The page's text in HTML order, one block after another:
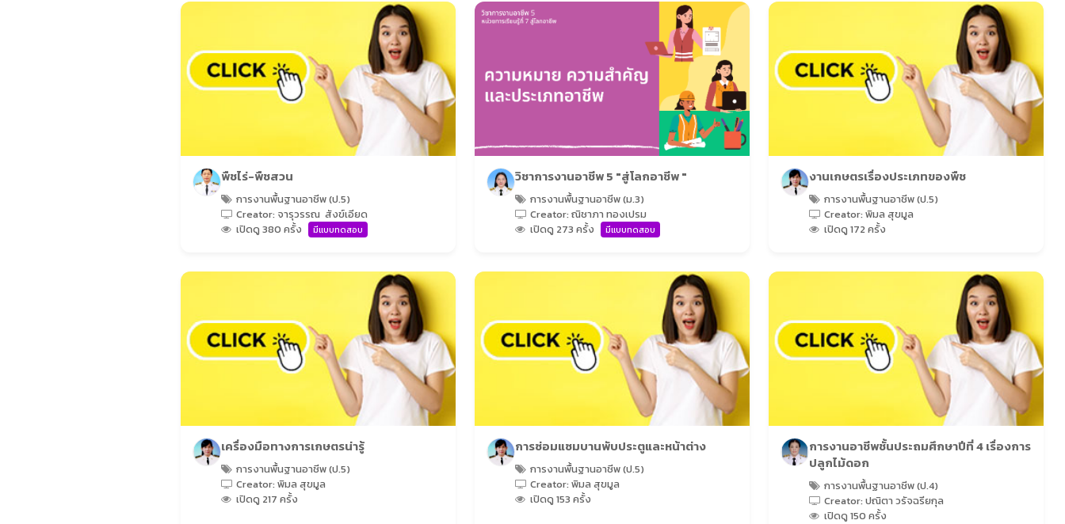
พืชไร่-พืชสวน
การงานพื้นฐานอาชีพ (ป.5)
Creator: จารุวรรณ สังข์เอียด
เปิดดู 380 ครั้ง
มีแบบทดสอบ
วิชาการงานอาชีพ 5 "สู่โลกอาชีพ "
การงานพื้นฐานอาชีพ (ม.3)
Creator: ณิชาภา ทองเปรม
เปิดดู 273 ครั้ง
มีแบบทดสอบ
งานเกษตรเรื่องประเภทของพืช
การงานพื้นฐานอาชีพ (ป.5)
Creator: พิมล สุขมูล
เปิดดู 172 ครั้ง
เครื่องมือทางการเกษตรน่ารู้
การงานพื้นฐานอาชีพ (ป.5)
Creator: พิมล สุขมูล
เปิดดู 217 ครั้ง
การซ่อมแซมบานพับประตูและหน้าต่าง
การงานพื้นฐานอาชีพ (ป.5)
Creator: พิมล สุขมูล
เปิดดู 153 ครั้ง
การงานอาชีพชั้นประถมศึกษาปีที่ 4 เรื่องการ
ปลูกไม้ดอก
การงานพื้นฐานอาชีพ (ป.4)
Creator: ปณิตา วรัจฉรียกุล
เปิดดู 150 ครั้ง